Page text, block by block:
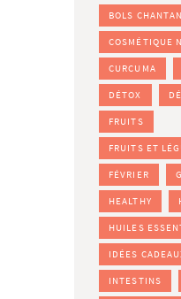
BOLS
COSMÉTIQUE
CURCUMA
DÉTOX
FRUITS
FRUITS ET
FÉVRIER
HEALTHY
HUILES
IDÉES
INTESTINS